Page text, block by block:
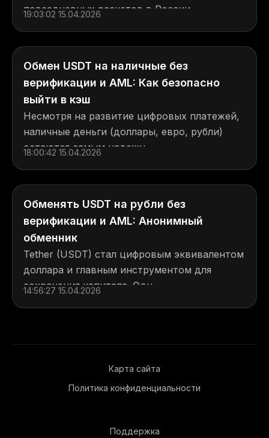
повседневных расчетов в России....
19:03:02 15.04.2026
Обмен USDT на наличные без
верификации и AML: Как безопасно
выйти в кэш
Несмотря на развитие цифровых платежей,
наличные деньги (доллары, евро, рубли)
остаются самым надежн...
18:00:42 15.04.2026
Обменять USDT на рубли без
верификации и AML: Анонимный
обменник
Tether (USDT) стал цифровым эквивалентом
доллара и главным инструментом для
сохранения капитала. Одн...
14:56:27 15.04.2026
Карта сайта
Политика конфиденциальности
Поддержка